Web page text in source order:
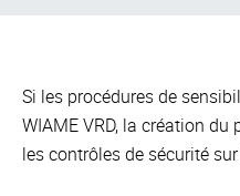
Si les procédures de
WIAME VRD, la création
les contrôles de sécurité